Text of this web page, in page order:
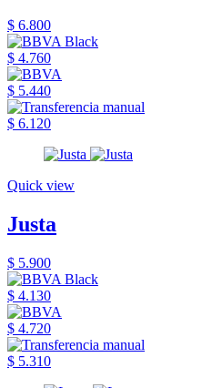
$ 6.800
$ 4.760
$ 5.440
$ 6.120
Quick view
Justa
$ 5.900
$ 4.130
$ 4.720
$ 5.310